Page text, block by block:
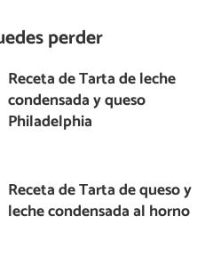
perder
Receta de Tarta de leche
condensada y queso
Philadelphia
Receta de Tarta de queso y
leche condensada al horno